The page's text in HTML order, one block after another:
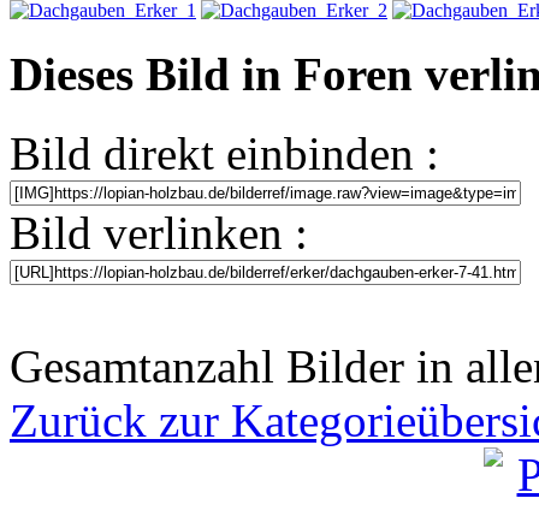
Dieses Bild in Foren
Bild direkt einbinden :
Bild verlinken :
Gesamtanzahl Bilder in
Zurück zur